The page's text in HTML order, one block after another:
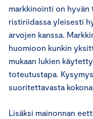
markkinointi on hyvän
ristiriidassa yleisesti
arvojen kanssa.
huomioon kunkin
mukaan lukien
toteutustapa.
suoritettavasta
Lisäksi mainonnan